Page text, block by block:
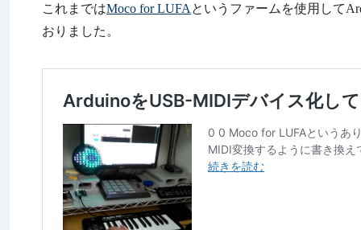
これまではMoco for LUFA というファームを使用して
おりました。